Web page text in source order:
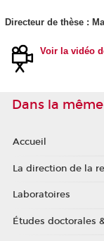
Directeur de thèse :
Voir la vidéo
Dans la
Accueil
La direction de la
Laboratoires
Études doctorales